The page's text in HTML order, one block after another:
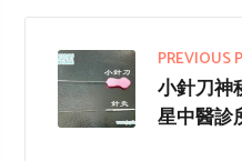
PREVIOUS
小針刀神
星中醫診